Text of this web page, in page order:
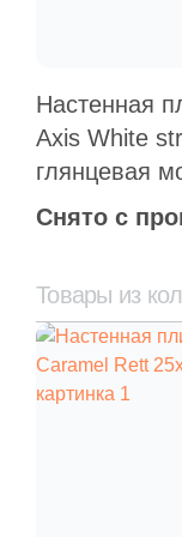
Настенная
Axis White
глянцевая
Снято с
Товары из